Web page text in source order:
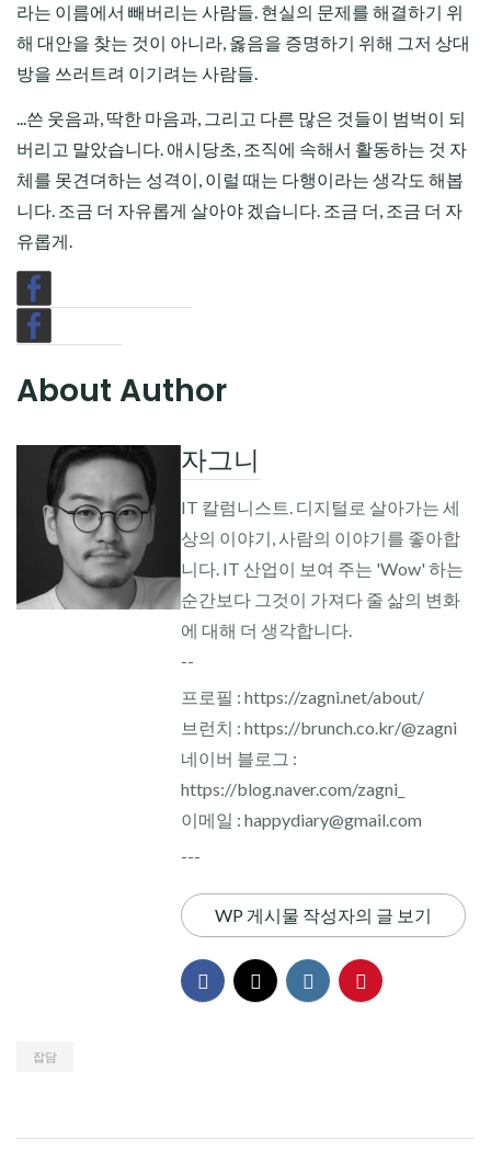
라는 이름에서 빼버리는 사람들. 현실의 문제를 해결하기 위
해 대안을 찾는 것이 아니라, 옳음을 증명하기 위해 그저 상대
방을 쓰러트려 이기려는 사람들.
...쓴 웃음과, 딱한 마음과, 그리고 다른 많은 것들이 범벅이 되
버리고 말았습니다. 애시당초, 조직에 속해서 활동하는 것 자
체를 못견뎌하는 성격이, 이럴 때는 다행이라는 생각도 해봅
니다. 조금 더 자유롭게 살아야 겠습니다. 조금 더, 조금 더 자
유롭게.
About Author
자그니
IT 칼럼니스트. 디지털로 살아가는 세
상의 이야기, 사람의 이야기를 좋아합
니다. IT 산업이 보여 주는 'Wow' 하는
순간보다 그것이 가져다 줄 삶의 변화
에 대해 더 생각합니다.
--
프로필 : https://zagni.net/about/
브런치 : https://brunch.co.kr/@zagni
네이버 블로그 :
https://blog.naver.com/zagni_
이메일 : happydiary@gmail.com
---
WP 게시물 작성자의 글 보기
잡담